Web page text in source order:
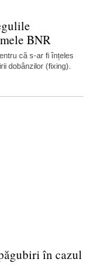
BNR
că s-ar fi înțeles
dobânzilor (fixing).
în cazul